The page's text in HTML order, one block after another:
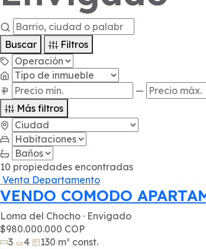
Buscar Filtros
—
Más filtros
10 propiedades encontradas
Venta Departamento
VENDO COMODO
Loma del Chocho · Envigado
$980.000.000 COP
3
4
130 m² const.